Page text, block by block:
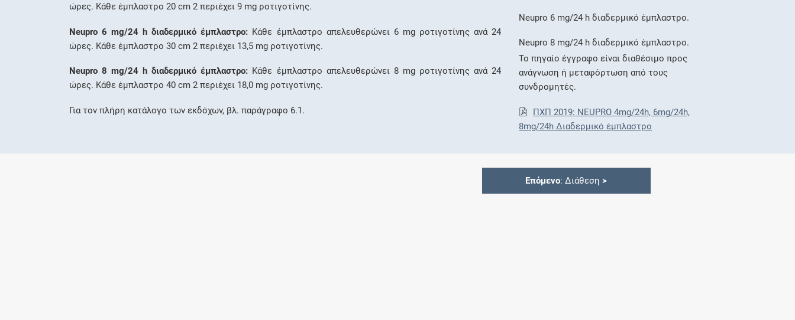
ώρες. Κάθε έμπλαστρο 20 cm 2 περιέχει 9 mg ροτιγοτίνης.
Neupro 6 mg/24 h διαδερμικό έμπλαστρο: Κάθε έμπλαστρο απελευθερώνει 6 mg ροτιγοτίνης ανά 24
ώρες. Κάθε έμπλαστρο 30 cm 2 περιέχει 13,5 mg ροτιγοτίνης.
Neupro 8 mg/24 h διαδερμικό έμπλαστρο: Κάθε έμπλαστρο απελευθερώνει 8 mg ροτιγοτίνης ανά 24
ώρες. Κάθε έμπλαστρο 40 cm 2 περιέχει 18,0 mg ροτιγοτίνης.
Για τον πλήρη κατάλογο των εκδόχων, βλ. παράγραφο 6.1.
Neupro 6 mg/24 h διαδερμικό έμπλαστρο.
Neupro 8 mg/24 h διαδερμικό έμπλαστρο.
Το πηγαίο έγγραφο είναι διαθέσιμο προς
ανάγνωση ή μεταφόρτωση από τους
συνδρομητές.
ΠΧΠ 2019: NEUPRO 4mg/24h, 6mg/24h,
8mg/24h Διαδερμικό έμπλαστρο
Επόμενο: Διάθεση >